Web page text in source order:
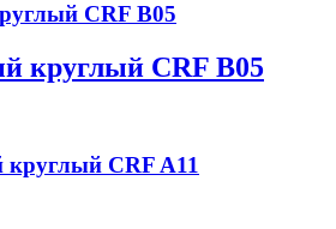
CRF B05
круглый CRF B05
CRF A11